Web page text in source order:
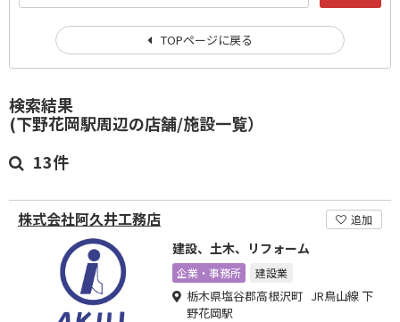
検索結果
(下野花岡駅周辺の店舗/施設一覧）
13件
株式会社阿久井工務店 追加
建設、土木、リフォーム
企業・事務所 建設業
栃木県塩谷郡高根沢町 JR鳥山線 下
野花岡駅
TOPページに戻る